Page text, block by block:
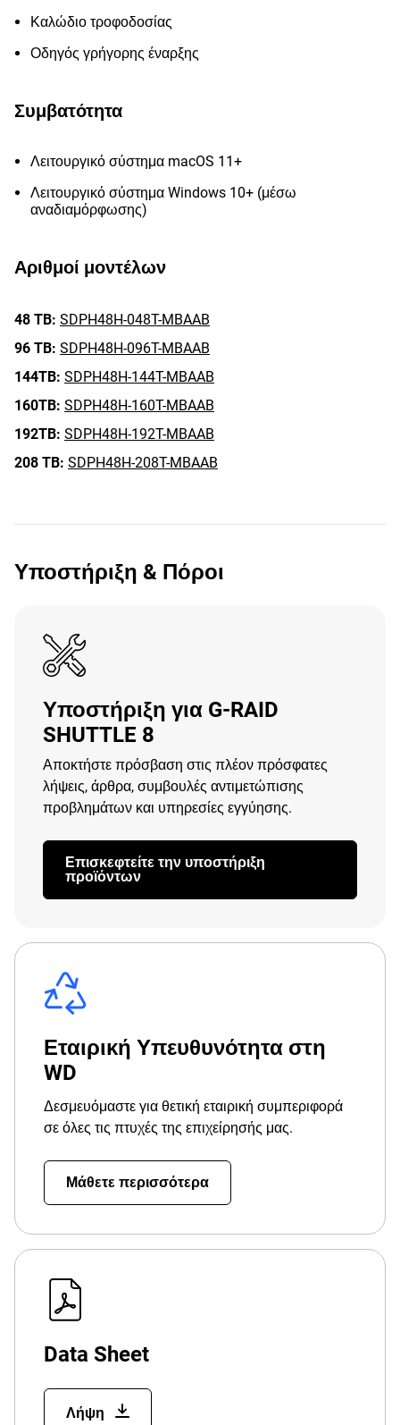
Καλώδιο τροφοδοσίας
Οδηγός γρήγορης έναρξης
Συμβατότητα
Λειτουργικό σύστημα macOS 11+
Λειτουργικό σύστημα Windows 10+ (μέσω
αναδιαμόρφωσης)
Αριθμοί μοντέλων
48 TB: SDPH48H-048T-MBAAB
96 TB: SDPH48H-096T-MBAAB
144TB: SDPH48H-144T-MBAAB
160TB: SDPH48H-160T-MBAAB
192TB: SDPH48H-192T-MBAAB
208 TB: SDPH48H-208T-MBAAB
Υποστήριξη & Πόροι
Υποστήριξη για G-RAID
SHUTTLE 8
Αποκτήστε πρόσβαση στις πλέον πρόσφατες
λήψεις, άρθρα, συμβουλές αντιμετώπισης
προβλημάτων και υπηρεσίες εγγύησης.
Επισκεφτείτε την υποστήριξη
προϊόντων
Εταιρική Υπευθυνότητα στη
WD
Δεσμευόμαστε για θετική εταιρική συμπεριφορά
σε όλες τις πτυχές της επιχείρησής μας.
Μάθετε περισσότερα
Data Sheet
Λήψη